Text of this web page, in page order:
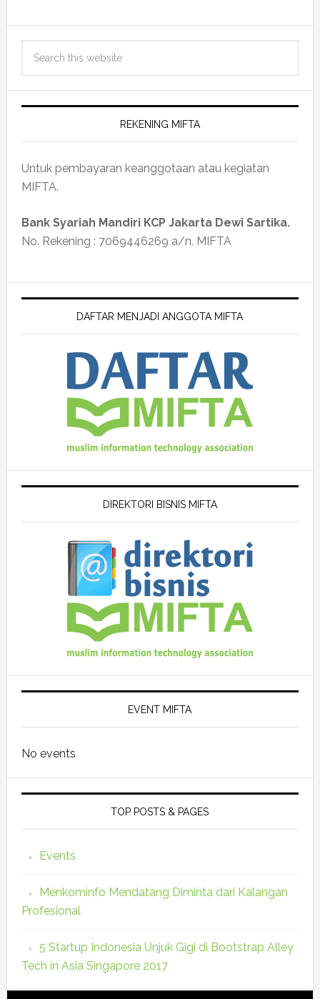
REKENING MIFTA
Untuk pembayaran keanggotaan atau kegiatan
MIFTA.
Bank Syariah Mandiri KCP Jakarta Dewi Sartika.
No. Rekening : 7069446269 a/n. MIFTA
DAFTAR MENJADI ANGGOTA MIFTA
DIREKTORI BISNIS MIFTA
EVENT MIFTA
No events
TOP POSTS & PAGES
Events
Menkominfo Mendatang Diminta dari Kalangan
Profesional
5 Startup Indonesia Unjuk Gigi di Bootstrap Alley
Tech in Asia Singapore 2017